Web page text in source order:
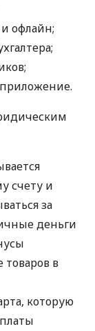
офлайн;
счету и
за
деньги
в
которую